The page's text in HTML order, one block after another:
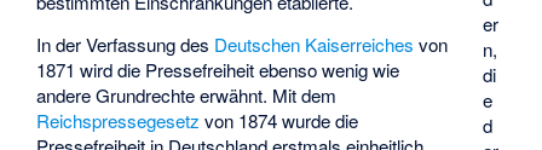
er
n,
di
e
d
In der Verfassung des Deutschen Kaiserreiches von
1871 wird die Pressefreiheit ebenso wenig wie
andere Grundrechte erwähnt. Mit dem
Reichspressegesetz von 1874 wurde die